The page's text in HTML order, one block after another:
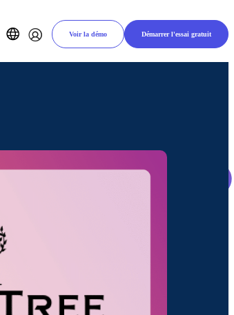
Voir la démo Démarrer l'essai gratuit